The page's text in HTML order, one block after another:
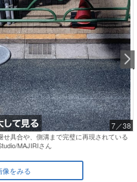
7／38
具合や、側溝まで完璧に再現されている
MAJIRIさん
像をみる